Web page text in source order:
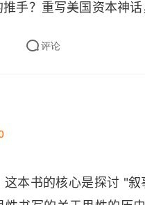
手？重写美国资本神
评论
本书的核心是探讨 "